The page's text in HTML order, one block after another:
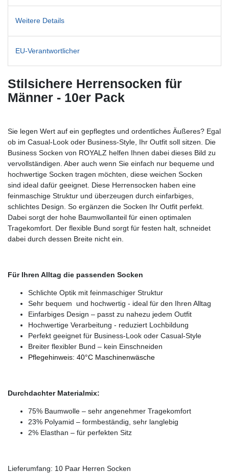
Weitere Details
EU-Verantwortlicher
Stilsichere Herrensocken für
Männer - 10er Pack
Sie legen Wert auf ein gepflegtes und ordentliches Äußeres? Egal
ob im Casual-Look oder Business-Style, Ihr Outfit soll sitzen. Die
Business Socken von ROYALZ helfen Ihnen dabei dieses Bild zu
vervollständigen. Aber auch wenn Sie einfach nur bequeme und
hochwertige Socken tragen möchten, diese weichen Socken
sind ideal dafür geeignet. Diese Herrensocken haben eine
feinmaschige Struktur und überzeugen durch einfarbiges,
schlichtes Design. So ergänzen die Socken Ihr Outfit perfekt.
Dabei sorgt der hohe Baumwollanteil für einen optimalen
Tragekomfort. Der flexible Bund sorgt für festen halt, schneidet
dabei durch dessen Breite nicht ein.
Für Ihren Alltag die passenden Socken
Schlichte Optik mit feinmaschiger Struktur
Sehr bequem und hochwertig - ideal für den Ihren Alltag
Einfarbiges Design – passt zu nahezu jedem Outfit
Hochwertige Verarbeitung - reduziert Lochbildung
Perfekt geeignet für Business-Look oder Casual-Style
Breiter flexibler Bund – kein Einschneiden
Pflegehinweis: 40°C Maschinenwäsche
Durchdachter Materialmix:
75% Baumwolle – sehr angenehmer Tragekomfort
23% Polyamid – formbeständig, sehr langlebig
2% Elasthan – für perfekten Sitz
Lieferumfang: 10 Paar Herren Socken